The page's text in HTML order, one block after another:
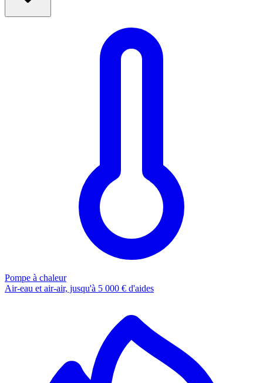
Pompe à chaleur
Air-eau et air-air, jusqu'à 5 000 € d'aides